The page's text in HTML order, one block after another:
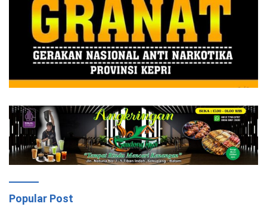
Popular Post